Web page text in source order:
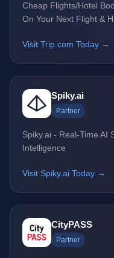
Cheap Flights/Hotel
On Your Next Flight &
Visit Trip.com Today →
Spiky.ai
Partner
Spiky.ai - Real-Time AI
Intelligence
Visit Spiky.ai Today →
CityPASS
Partner